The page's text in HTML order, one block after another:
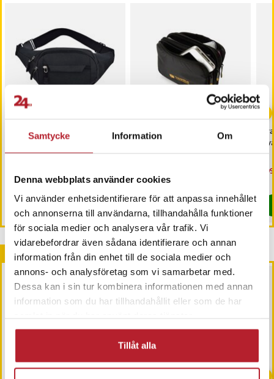
Samtycke Information Om
Denna webbplats använder cookies
Vi använder enhetsidentifierare för att anpassa innehållet
och annonserna till användarna, tillhandahålla funktioner
för sociala medier och analysera vår trafik. Vi
vidarebefordrar även sådana identifierare och annan
information från din enhet till de sociala medier och
annons- och analysföretag som vi samarbetar med.
Dessa kan i sin tur kombinera informationen med annan
information som du har tillhandahållit eller som de har
Tillåt alla
Midjeväska / bum bag
med flera praktiska fack
149 krTidigare pris:269 kr
I lager, levereras inom 1-2 vardagar
Köp
-55%
Travel Blue Reseväska -
Svart
89 krTidigare pris
I lager, levereras inom 1-2 vardagar
Köp
Andra köpte också